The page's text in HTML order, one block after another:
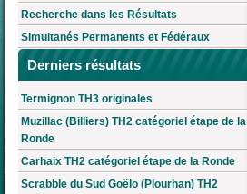
Recherche dans les Résultats
Simultanés Permanents et Fédéraux
Derniers résultats
Termignon TH3 originales
Muzillac (Billiers) TH2 catégoriel étape de la
Ronde
Carhaix TH2 catégoriel étape de la Ronde
Scrabble du Sud Goëlo (Plourhan) TH2